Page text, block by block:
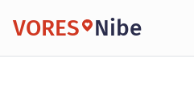
VORES Nibe